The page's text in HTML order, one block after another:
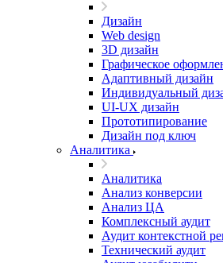
Дизайн
Web design
3D дизайн
Графическое
Адаптивный дизайн
Индивидуальный
UI‑UX дизайн
Прототипирование
Дизайн под ключ
Аналитика
Аналитика
Анализ конверсии
Анализ ЦА
Комплексный аудит
Аудит контекстной
Технический аудит